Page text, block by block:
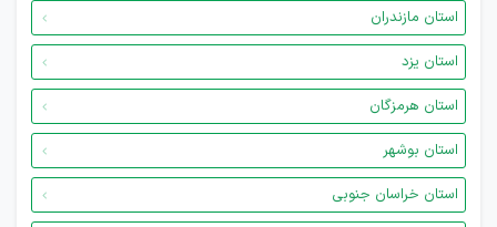
استان مازندران
استان یزد
استان هرمزگان
استان بوشهر
استان خراسان جنوبی